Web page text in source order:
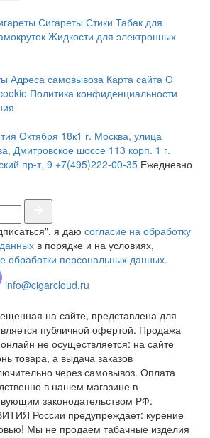
Сигареты Стики Табак для
Жидкости для электронных
Адреса самовывоза Карта сайта О
Политика конфиденциальности
Октября 18к1 г. Москва, улица
Дмитровское шоссе 113 корп. 1 г.
пр-т, 9 +7(495)222-00-35 Ежедневно
я даю согласие на обработку
в порядке и на условиях,
обработки персональных данных.
info@cigarcloud.ru
на сайте, представлена для
публичной офертой. Продажа
не осуществляется: на сайте
товара, а выдача заказов
через самовывоз. Оплата
в нашем магазине в
законодательством РФ.
России предупреждает: курение
Мы не продаем табачные изделия